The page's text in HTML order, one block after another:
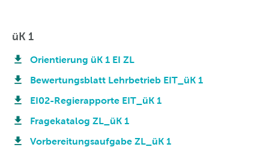
üK 1
Orientierung üK 1 EI ZL
Bewertungsblatt Lehrbetrieb EIT_üK 1
EI02-Regierapporte EIT_üK 1
Fragekatalog ZL_üK 1
Vorbereitungsaufgabe ZL_üK 1